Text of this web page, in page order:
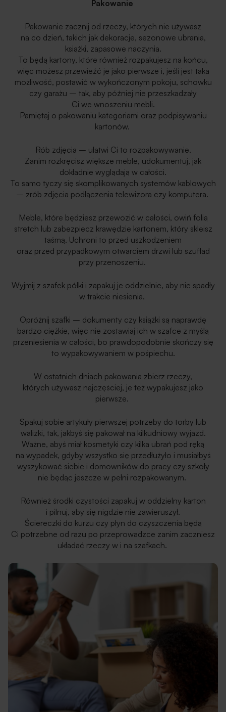
Pakowanie
Pakowanie zacznij od rzeczy, których nie używasz
na co dzień, takich jak dekoracje, sezonowe ubrania,
książki, zapasowe naczynia.
To będą kartony, które również rozpakujesz na końcu,
więc możesz przewieźć je jako pierwsze i, jeśli jest taka
możliwość, postawić w wykończonym pokoju, schowku
czy garażu – tak, aby później nie przeszkadzały
Ci we wnoszeniu mebli.
Pamiętaj o pakowaniu kategoriami oraz podpisywaniu
kartonów.
Rób zdjęcia – ułatwi Ci to rozpakowywanie.
Zanim rozkręcisz większe meble, udokumentuj, jak
dokładnie wyglądają w całości.
To samo tyczy się skomplikowanych systemów kablowych
– zrób zdjęcia podłączenia telewizora czy komputera.
Meble, które będziesz przewozić w całości, owiń folią
stretch lub zabezpiecz krawędzie kartonem, który skleisz
taśmą. Uchroni to przed uszkodzeniem
oraz przed przypadkowym otwarciem drzwi lub szuflad
przy przenoszeniu.
Wyjmij z szafek półki i zapakuj je oddzielnie, aby nie spadły
w trakcie niesienia.
Opróżnij szafki – dokumenty czy książki są naprawdę
bardzo ciężkie, więc nie zostawiaj ich w szafce z myślą
przeniesienia w całości, bo prawdopodobnie skończy się
to wypakowywaniem w pośpiechu.
W ostatnich dniach pakowania zbierz rzeczy,
których używasz najczęściej, je też wypakujesz jako
pierwsze.
Spakuj sobie artykuły pierwszej potrzeby do torby lub
walizki, tak, jakbyś się pakował na kilkudniowy wyjazd.
Ważne, abyś miał kosmetyki czy kilka ubrań pod ręką
na wypadek, gdyby wszystko się przedłużyło i musiałbyś
wyszykować siebie i domowników do pracy czy szkoły
nie będąc jeszcze w pełni rozpakowanym.
Również środki czystości zapakuj w oddzielny karton
i pilnuj, aby się nigdzie nie zawieruszył.
Ściereczki do kurzu czy płyn do czyszczenia będą
Ci potrzebne od razu po przeprowadzce zanim zaczniesz
układać rzeczy w i na szafkach.